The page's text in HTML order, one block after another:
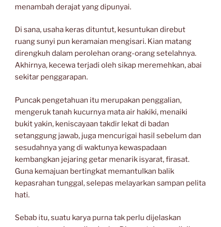
menambah derajat yang dipunyai.
Di sana, usaha keras dituntut, kesuntukan direbut
ruang sunyi pun keramaian mengisari. Kian matang
direngkuh dalam perolehan orang-orang setelahnya.
Akhirnya, kecewa terjadi oleh sikap meremehkan, abai
sekitar penggarapan.
Puncak pengetahuan itu merupakan penggalian,
mengeruk tanah kucurnya mata air hakiki, menaiki
bukit yakin, keniscayaan takdir lekat di badan
setanggung jawab, juga mencurigai hasil sebelum dan
sesudahnya yang di waktunya kewaspadaan
kembangkan jejaring getar menarik isyarat, firasat.
Guna kemajuan bertingkat memantulkan balik
kepasrahan tunggal, selepas melayarkan sampan pelita
hati.
Sebab itu, suatu karya purna tak perlu dijelaskan